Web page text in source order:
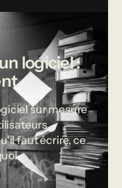
logiciel :
sur mesure
faut écrire, ce